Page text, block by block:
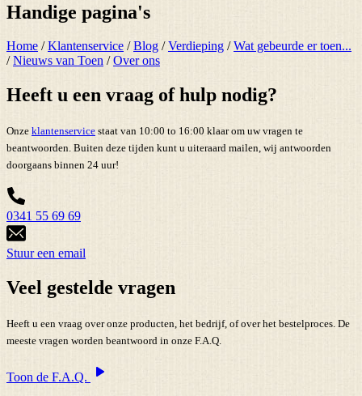
Handige pagina's
Home /Klantenservice /Blog /Verdieping /Wat gebeurde er toen...
/Nieuws van Toen /Over ons
Heeft u een vraag of hulp nodig?
Onze klantenservice staat van 10:00 to 16:00 klaar om uw vragen te
beantwoorden. Buiten deze tijden kunt u uiteraard mailen, wij antwoorden
doorgaans binnen 24 uur!
0341 55 69 69
Stuur een email
Veel gestelde vragen
Heeft u een vraag over onze producten, het bedrijf, of over het bestelproces. De
meeste vragen worden beantwoord in onze F.A.Q.
Toon de F.A.Q.